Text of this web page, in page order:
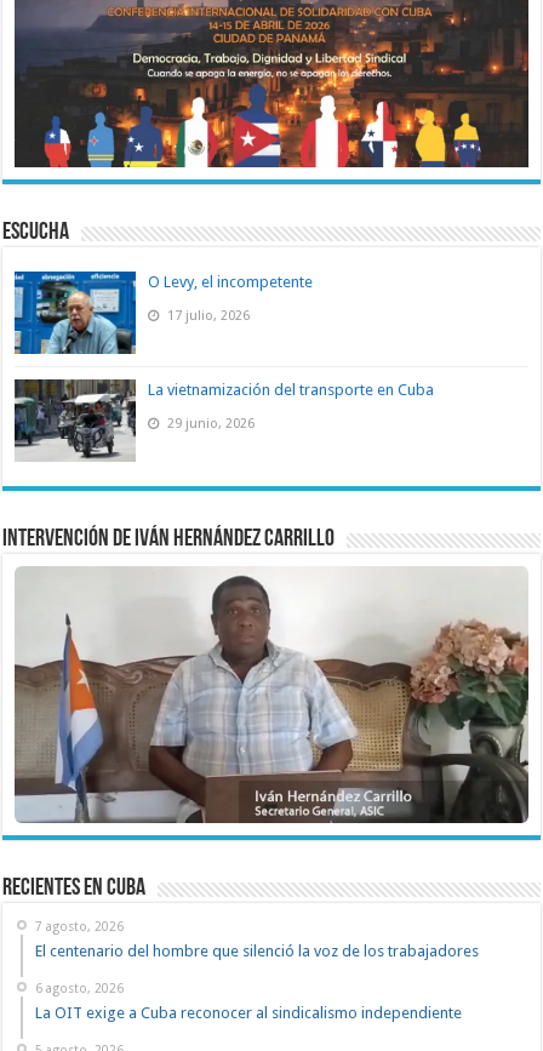
ESCUCHA
O Levy, el incompetente
17 julio, 2026
La vietnamización del transporte en Cuba
29 junio, 2026
Intervención de Iván Hernández Carrillo
recientes en cuba
7 agosto, 2026
El centenario del hombre que silenció la voz de los trabajadores
6 agosto, 2026
La OIT exige a Cuba reconocer al sindicalismo independiente